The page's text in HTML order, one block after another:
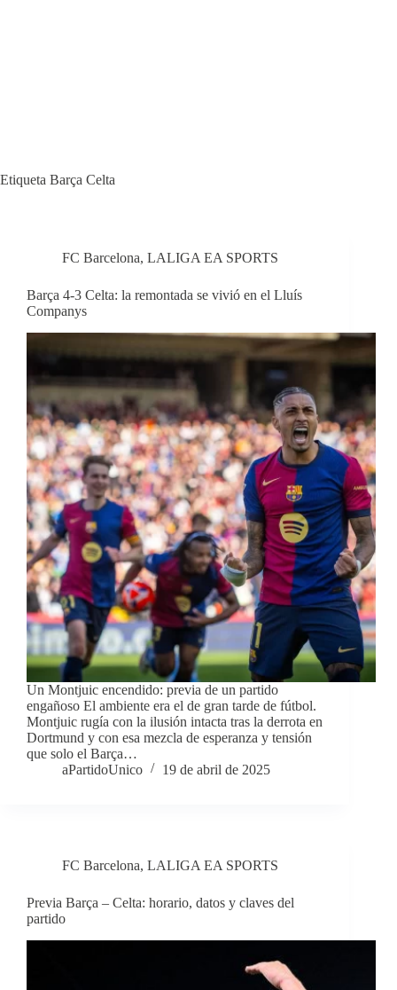
Etiqueta Barça Celta
FC Barcelona, LALIGA EA SPORTS
Barça 4-3 Celta: la remontada se vivió en el Lluís
Companys
Un Montjuic encendido: previa de un partido
engañoso El ambiente era el de gran tarde de fútbol.
Montjuic rugía con la ilusión intacta tras la derrota en
Dortmund y con esa mezcla de esperanza y tensión
que solo el Barça…
aPartidoUnico
19 de abril de 2025
FC Barcelona, LALIGA EA SPORTS
Previa Barça – Celta: horario, datos y claves del
partido